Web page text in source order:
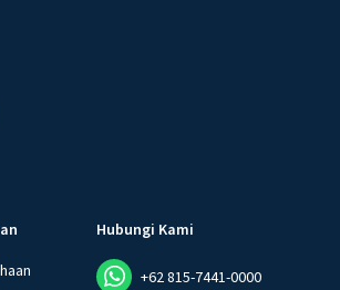
Hubungi Kami
+62 815-7441-0000